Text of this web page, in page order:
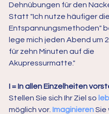
Dehnübungen für den
Statt "Ich nutze häufiger die
Entspannungsmethoden"
lege mich jeden Abend um
für zehn Minuten auf die
Akupressurmatte."
I = In allen Einzelheiten
Stellen Sie sich Ihr Ziel so
möglich vor. Imaginieren Sie